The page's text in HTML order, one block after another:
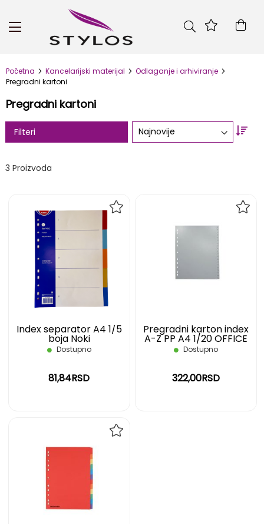
Skip
Početna Kancelarijski materijal
Odlaganje i arhiviranje
Pregradni kartoni
Pregradni kartoni
3 Proizvoda
Set
Index separator A4 1/5
boja Noki
Dostupno
81,84RSD
Pregradni karton index
A-Z PP A4 1/20 OFFICE
DEPOT
Dostupno
322,00RSD
Filteri